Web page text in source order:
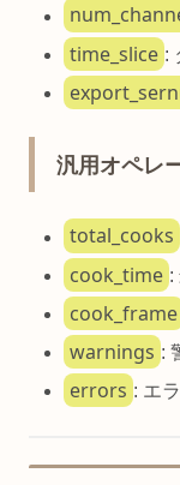
time_slice :
汎用オペレ
total_cooks
cook_time :
cook_frame
warnings :
errors : エ